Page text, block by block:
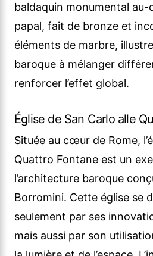
baldaquin monumental au-
papal, fait de bronze et
éléments de marbre,
baroque à mélanger
renforcer l’effet global.
Église de San Carlo alle
Située au cœur de Rome,
Quattro Fontane est un
l’architecture baroque
Borromini. Cette église se
seulement par ses
mais aussi par son